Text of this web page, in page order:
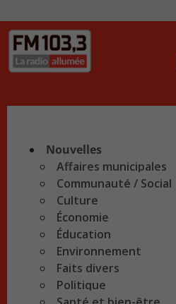
Nouvelles
Affaires municipales
Communauté / Social
Culture
Économie
Éducation
Environnement
Faits divers
Politique